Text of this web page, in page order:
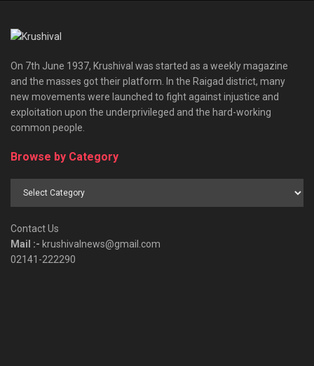
On 7th June 1937, Krushival was started as a weekly magazine
and the masses got their platform. In the Raigad district, many
new movements were launched to fight against injustice and
exploitation upon the underprivileged and the hard-working
common people.
Browse by Category
Contact Us
Mail :- krushivalnews@gmail.com
02141-222290